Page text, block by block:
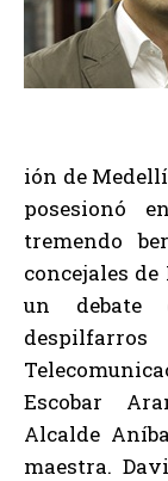
ión de
posesionó
tremendo
concejales
un
Escobar
Alcalde
maestra.